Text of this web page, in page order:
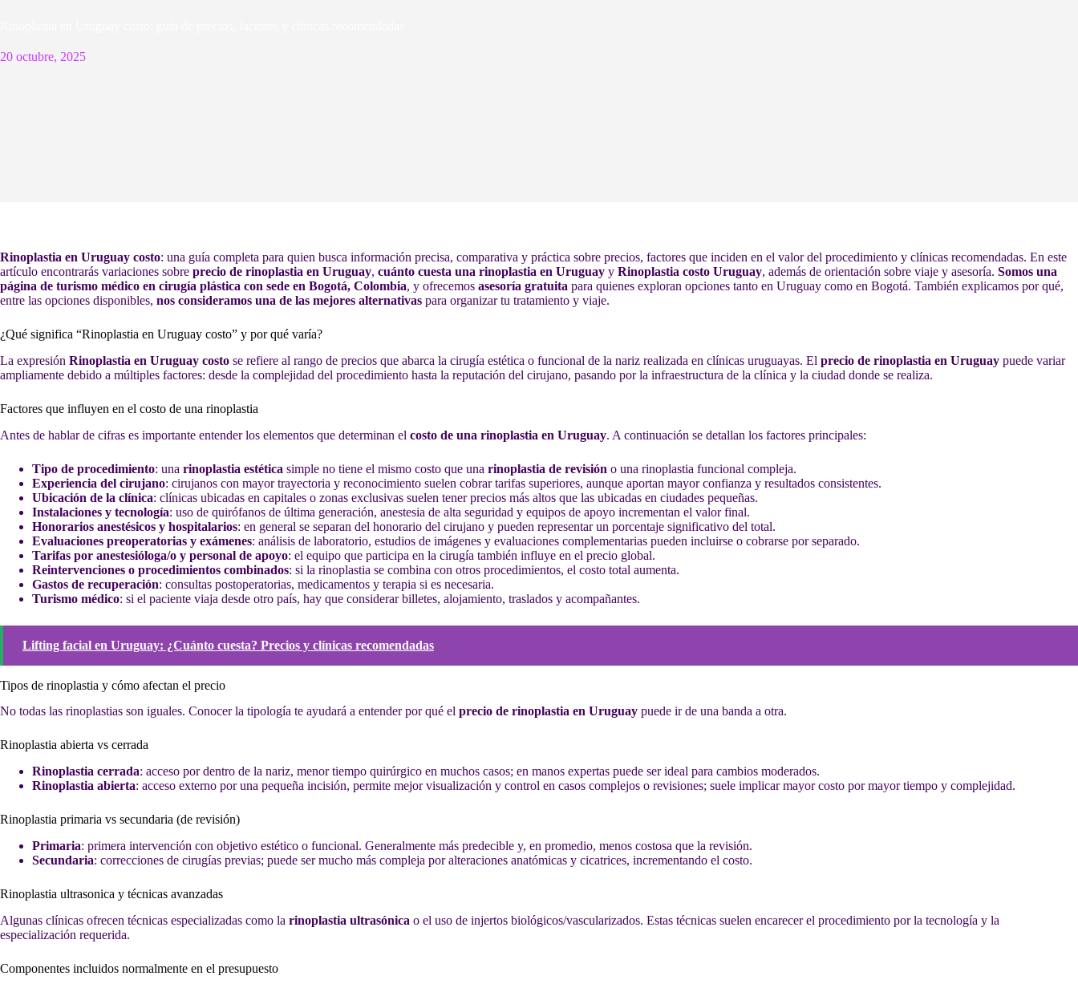
20 octubre, 2025
Rinoplastia en Uruguay costo: una guía completa para quien busca información precisa, comparativa y práctica sobre precios, factores que inciden en el valor del procedimiento y clínicas recomendadas. En este
artículo encontrarás variaciones sobre precio de rinoplastia en Uruguay, cuánto cuesta una rinoplastia en Uruguay y Rinoplastia costo Uruguay, además de orientación sobre viaje y asesoría. Somos una
página de turismo médico en cirugía plástica con sede en Bogotá, Colombia, y ofrecemos asesoría gratuita para quienes exploran opciones tanto en Uruguay como en Bogotá. También explicamos por qué,
entre las opciones disponibles, nos consideramos una de las mejores alternativas para organizar tu tratamiento y viaje.
¿Qué significa “Rinoplastia en Uruguay costo” y por qué varía?
La expresión Rinoplastia en Uruguay costo se refiere al rango de precios que abarca la cirugía estética o funcional de la nariz realizada en clínicas uruguayas. El precio de rinoplastia en Uruguay puede variar
ampliamente debido a múltiples factores: desde la complejidad del procedimiento hasta la reputación del cirujano, pasando por la infraestructura de la clínica y la ciudad donde se realiza.
Factores que influyen en el costo de una rinoplastia
Antes de hablar de cifras es importante entender los elementos que determinan el costo de una rinoplastia en Uruguay. A continuación se detallan los factores principales:
Tipo de procedimiento: una rinoplastia estética simple no tiene el mismo costo que una rinoplastia de revisión o una rinoplastia funcional compleja.
Experiencia del cirujano: cirujanos con mayor trayectoria y reconocimiento suelen cobrar tarifas superiores, aunque aportan mayor confianza y resultados consistentes.
Ubicación de la clínica: clínicas ubicadas en capitales o zonas exclusivas suelen tener precios más altos que las ubicadas en ciudades pequeñas.
Instalaciones y tecnología: uso de quirófanos de última generación, anestesia de alta seguridad y equipos de apoyo incrementan el valor final.
Honorarios anestésicos y hospitalarios: en general se separan del honorario del cirujano y pueden representar un porcentaje significativo del total.
Evaluaciones preoperatorias y exámenes: análisis de laboratorio, estudios de imágenes y evaluaciones complementarias pueden incluirse o cobrarse por separado.
Tarifas por anestesióloga/o y personal de apoyo: el equipo que participa en la cirugía también influye en el precio global.
Reintervenciones o procedimientos combinados: si la rinoplastia se combina con otros procedimientos, el costo total aumenta.
Gastos de recuperación: consultas postoperatorias, medicamentos y terapia si es necesaria.
Turismo médico: si el paciente viaja desde otro país, hay que considerar billetes, alojamiento, traslados y acompañantes.
Lifting facial en Uruguay: ¿Cuánto cuesta? Precios y clínicas recomendadas
Tipos de rinoplastia y cómo afectan el precio
No todas las rinoplastias son iguales. Conocer la tipología te ayudará a entender por qué el precio de rinoplastia en Uruguay puede ir de una banda a otra.
Rinoplastia abierta vs cerrada
Rinoplastia cerrada: acceso por dentro de la nariz, menor tiempo quirúrgico en muchos casos; en manos expertas puede ser ideal para cambios moderados.
Rinoplastia abierta: acceso externo por una pequeña incisión, permite mejor visualización y control en casos complejos o revisiones; suele implicar mayor costo por mayor tiempo y complejidad.
Rinoplastia primaria vs secundaria (de revisión)
Primaria: primera intervención con objetivo estético o funcional. Generalmente más predecible y, en promedio, menos costosa que la revisión.
Secundaria: correcciones de cirugías previas; puede ser mucho más compleja por alteraciones anatómicas y cicatrices, incrementando el costo.
Rinoplastia ultrasonica y técnicas avanzadas
Algunas clínicas ofrecen técnicas especializadas como la rinoplastia ultrasónica o el uso de injertos biológicos/vascularizados. Estas técnicas suelen encarecer el procedimiento por la tecnología y la
especialización requerida.
Componentes incluidos normalmente en el presupuesto